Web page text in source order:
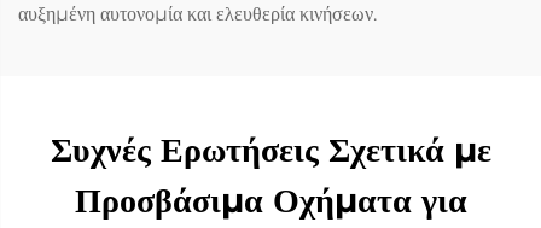
αυξημένη αυτονομία και ελευθερία κινήσεων.
Συχνές Ερωτήσεις Σχετικά με
Προσβάσιμα Οχήματα για